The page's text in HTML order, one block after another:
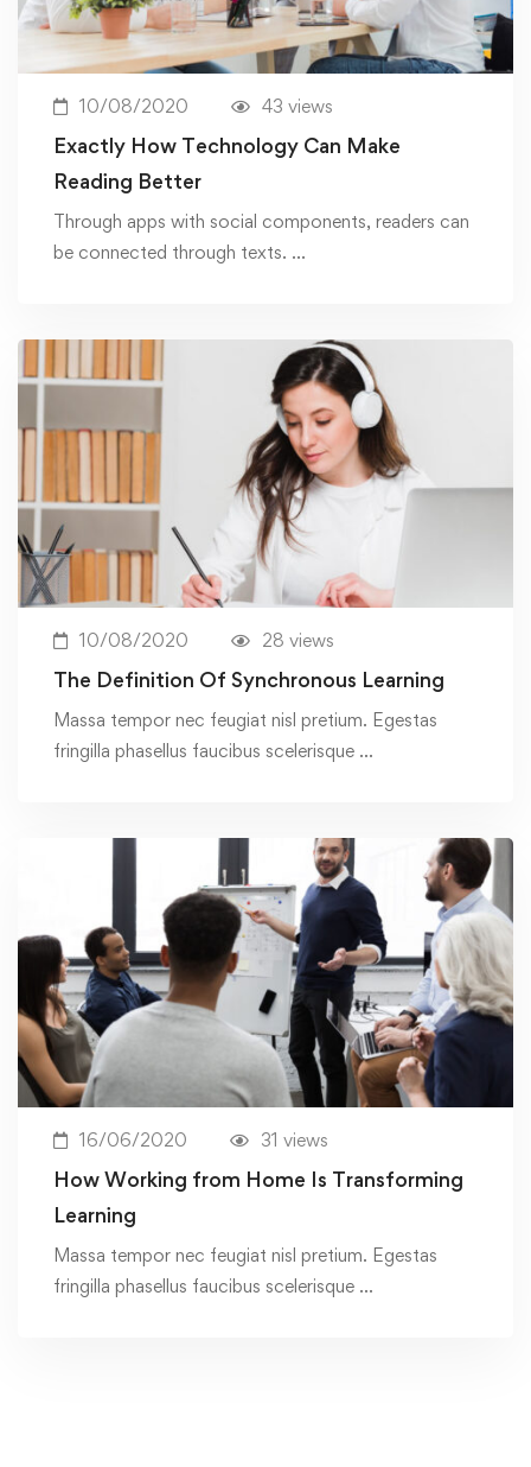
10/08/2020 43 views
Exactly How Technology Can Make
Reading Better
Through apps with social components, readers can
be connected through texts. …
10/08/2020 28 views
The Definition Of Synchronous Learning
Massa tempor nec feugiat nisl pretium. Egestas
fringilla phasellus faucibus scelerisque …
16/06/2020 31 views
How Working from Home Is Transforming
Learning
Massa tempor nec feugiat nisl pretium. Egestas
fringilla phasellus faucibus scelerisque …